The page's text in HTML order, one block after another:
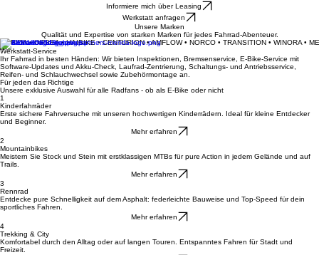
Dein Fahrradladen für Beratung, Verkauf und Werkstatt-Service in Hahnstätten.
Informiere mich über Leasing
Werkstatt anfragen
Qualität und Expertise von starken Marken für jedes Fahrrad-Abenteuer.
MERIDA • ORBEA • HAIBIKE • CENTURION • AMFLOW • NORCO • TRANSITION • WINORA •
Werkstatt-Service
Ihr Fahrrad in besten Händen: Wir bieten Inspektionen, Bremsenservice, E-Bike-Service mit
Software-Updates und Akku-Check, Laufrad-Zentrierung, Schaltungs- und Antriebsservice,
Reifen- und Schlauchwechsel sowie Zubehörmontage an.
Für jeden das Richtige
Unsere exklusive Auswahl für alle Radfans - ob als E-Bike oder nicht
1
Erste sichere Fahrversuche mit unseren hochwertigen Kinderrädern. Ideal für kleine Entdecker
und Beginner.
Mehr erfahren
2
Meistern Sie Stock und Stein mit erstklassigen MTBs für pure Action in jedem Gelände und auf
Trails.
Mehr erfahren
3
Entdecke pure Schnelligkeit auf dem Asphalt: federleichte Bauweise und Top-Speed für dein
sportliches Fahren.
Mehr erfahren
4